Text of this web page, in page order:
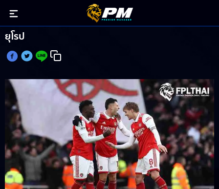
สามประสาน อาร์เซน่อล ยิงแตะหลัก 10+ ทีมสองในลีก
ยุโรป